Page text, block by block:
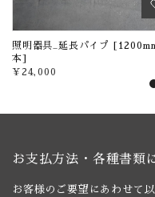
照明器具_延長パイプ
本]
¥24,000
お支払方法・各種書類
お客様のご要望にあわせて